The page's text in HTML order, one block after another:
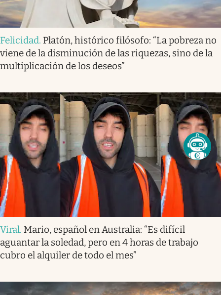
Felicidad. Platón, histórico filósofo: “La pobreza no
viene de la disminución de las riquezas, sino de la
multiplicación de los deseos”
Viral. Mario, español en Australia: “Es difícil
aguantar la soledad, pero en 4 horas de trabajo
cubro el alquiler de todo el mes”